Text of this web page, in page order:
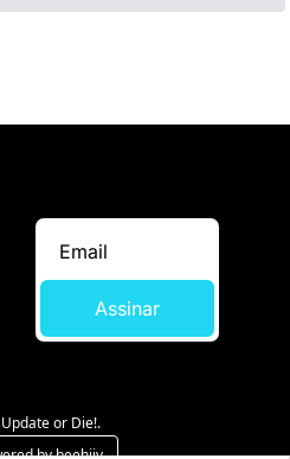
Assinar
or Die!.